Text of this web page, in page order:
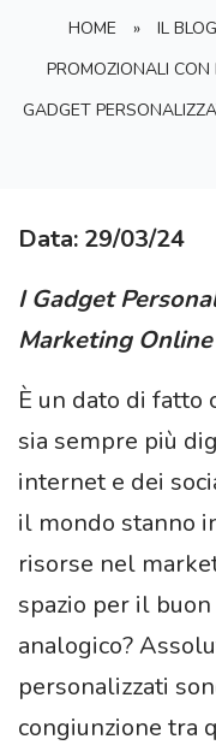
HOME »
IL
PROMOZIONALI CON
GADGET
Data: 29/03/24
I Gadget
Marketing
È un dato di
sia sempre più
internet e dei
il mondo stanno
risorse nel
spazio per il
analogico?
personalizzati
congiunzione tra